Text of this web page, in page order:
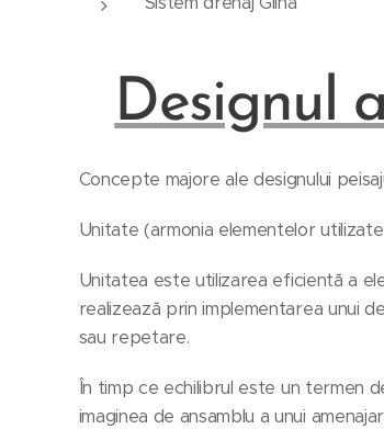
Designul
Concepte majore ale designului
Unitate (armonia elementelor
Unitatea este utilizarea eficientă a
realizează prin implementarea unui
sau repetare.
În timp ce echilibrul este un termen
imaginea de ansamblu a unui